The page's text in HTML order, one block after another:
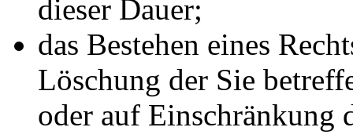
dieser Dauer;
das Bestehen eines
Löschung der Sie
oder auf Einschränkung